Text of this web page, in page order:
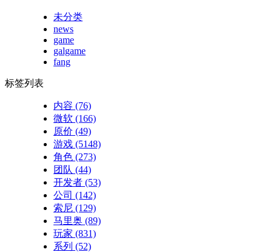
未分类
news
game
galgame
fang
标签列表
内容 (76)
微软 (166)
原价 (49)
游戏 (5148)
角色 (273)
团队 (44)
开发者 (53)
公司 (142)
索尼 (129)
马里奥 (89)
玩家 (831)
系列 (52)